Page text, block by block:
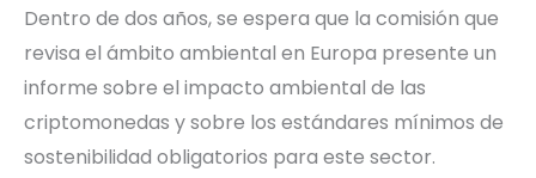
Dentro de dos años, se espera que la comisión que
revisa el ámbito ambiental en Europa presente un
informe sobre el impacto ambiental de las
criptomonedas y sobre los estándares mínimos de
sostenibilidad obligatorios para este sector.